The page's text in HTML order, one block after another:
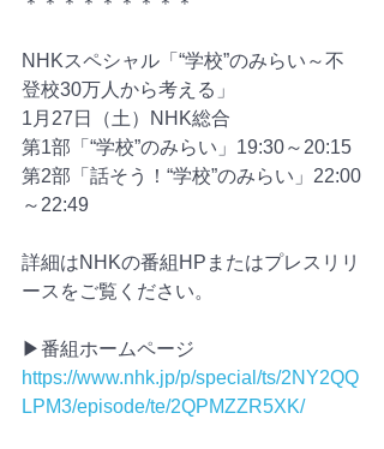
NHKスペシャル「“学校”のみらい～不
登校30万人から考える」
1月27日（土）NHK総合
第1部「“学校”のみらい」19:30～20:15
第2部「話そう！“学校”のみらい」22:00
～22:49
詳細はNHKの番組HPまたはプレスリリ
ースをご覧ください。
▶番組ホームページ
https://www.nhk.jp/p/special/ts/2NY2QQ
LPM3/episode/te/2QPMZZR5XK/